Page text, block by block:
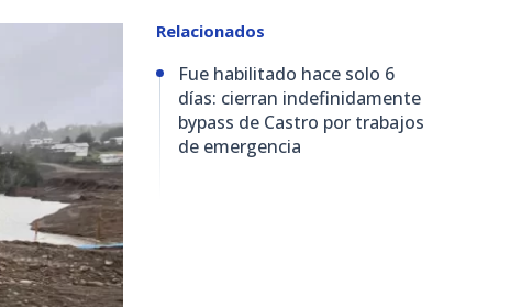
Relacionados
Fue habilitado hace solo 6
días: cierran indefinidamente
bypass de Castro por trabajos
de emergencia